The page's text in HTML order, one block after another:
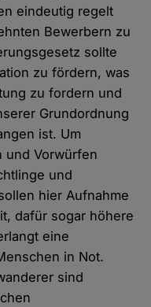
eindeutig regelt
Bewerbern zu
sollte
zu fördern, was
zu fordern und
Grundordnung
ist. Um
und Vorwürfen
und
hier Aufnahme
dafür sogar höhere
eine
in Not.
sind